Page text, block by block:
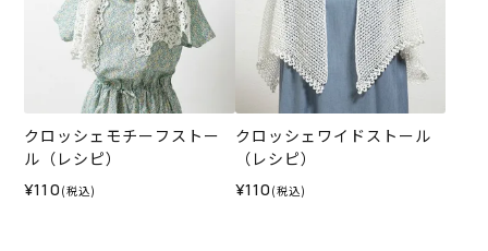
クロッシェモチーフストー
ル（レシピ）
¥110 (税込)
クロッシェワイドストール
（レシピ）
¥110 (税込)